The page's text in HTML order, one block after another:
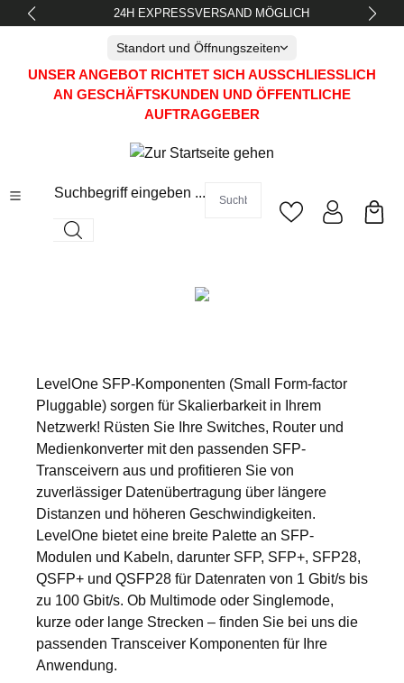
springen 24H EXPRESSVERSAND MÖGLICH
Standort und Öffnungszeiten
UNSER ANGEBOT RICHTET SICH AUSSCHLIESSLICH A
N GESCHÄFTSKUNDEN UND ÖFFENTLICHE A
UFTRAGGEBER
Suchbegriff eingeben ...
LevelOne SFP-Komponenten (Small Form-factor
Pluggable) sorgen für Skalierbarkeit in Ihrem
Netzwerk! Rüsten Sie Ihre Switches, Router und
Medienkonverter mit den passenden SFP-
Transceivern aus und profitieren Sie von
zuverlässiger Datenübertragung über längere
Distanzen und höheren Geschwindigkeiten.
LevelOne bietet eine breite Palette an SFP-
Modulen und Kabeln, darunter SFP, SFP+, SFP28,
QSFP+ und QSFP28 für Datenraten von 1 Gbit/s bis
zu 100 Gbit/s. Ob Multimode oder Singlemode,
kurze oder lange Strecken – finden Sie bei uns die
passenden Transceiver Komponenten für Ihre
Anwendung.